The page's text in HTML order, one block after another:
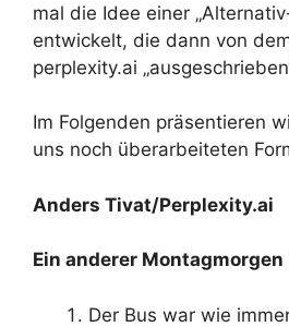
mal die Idee einer
entwickelt, die dann von
perplexity.ai
Im Folgenden präsentieren
uns noch überarbeiteten
Anders Tivat/Perplexity.ai
Ein anderer Montagmorgen
Der Bus war wie